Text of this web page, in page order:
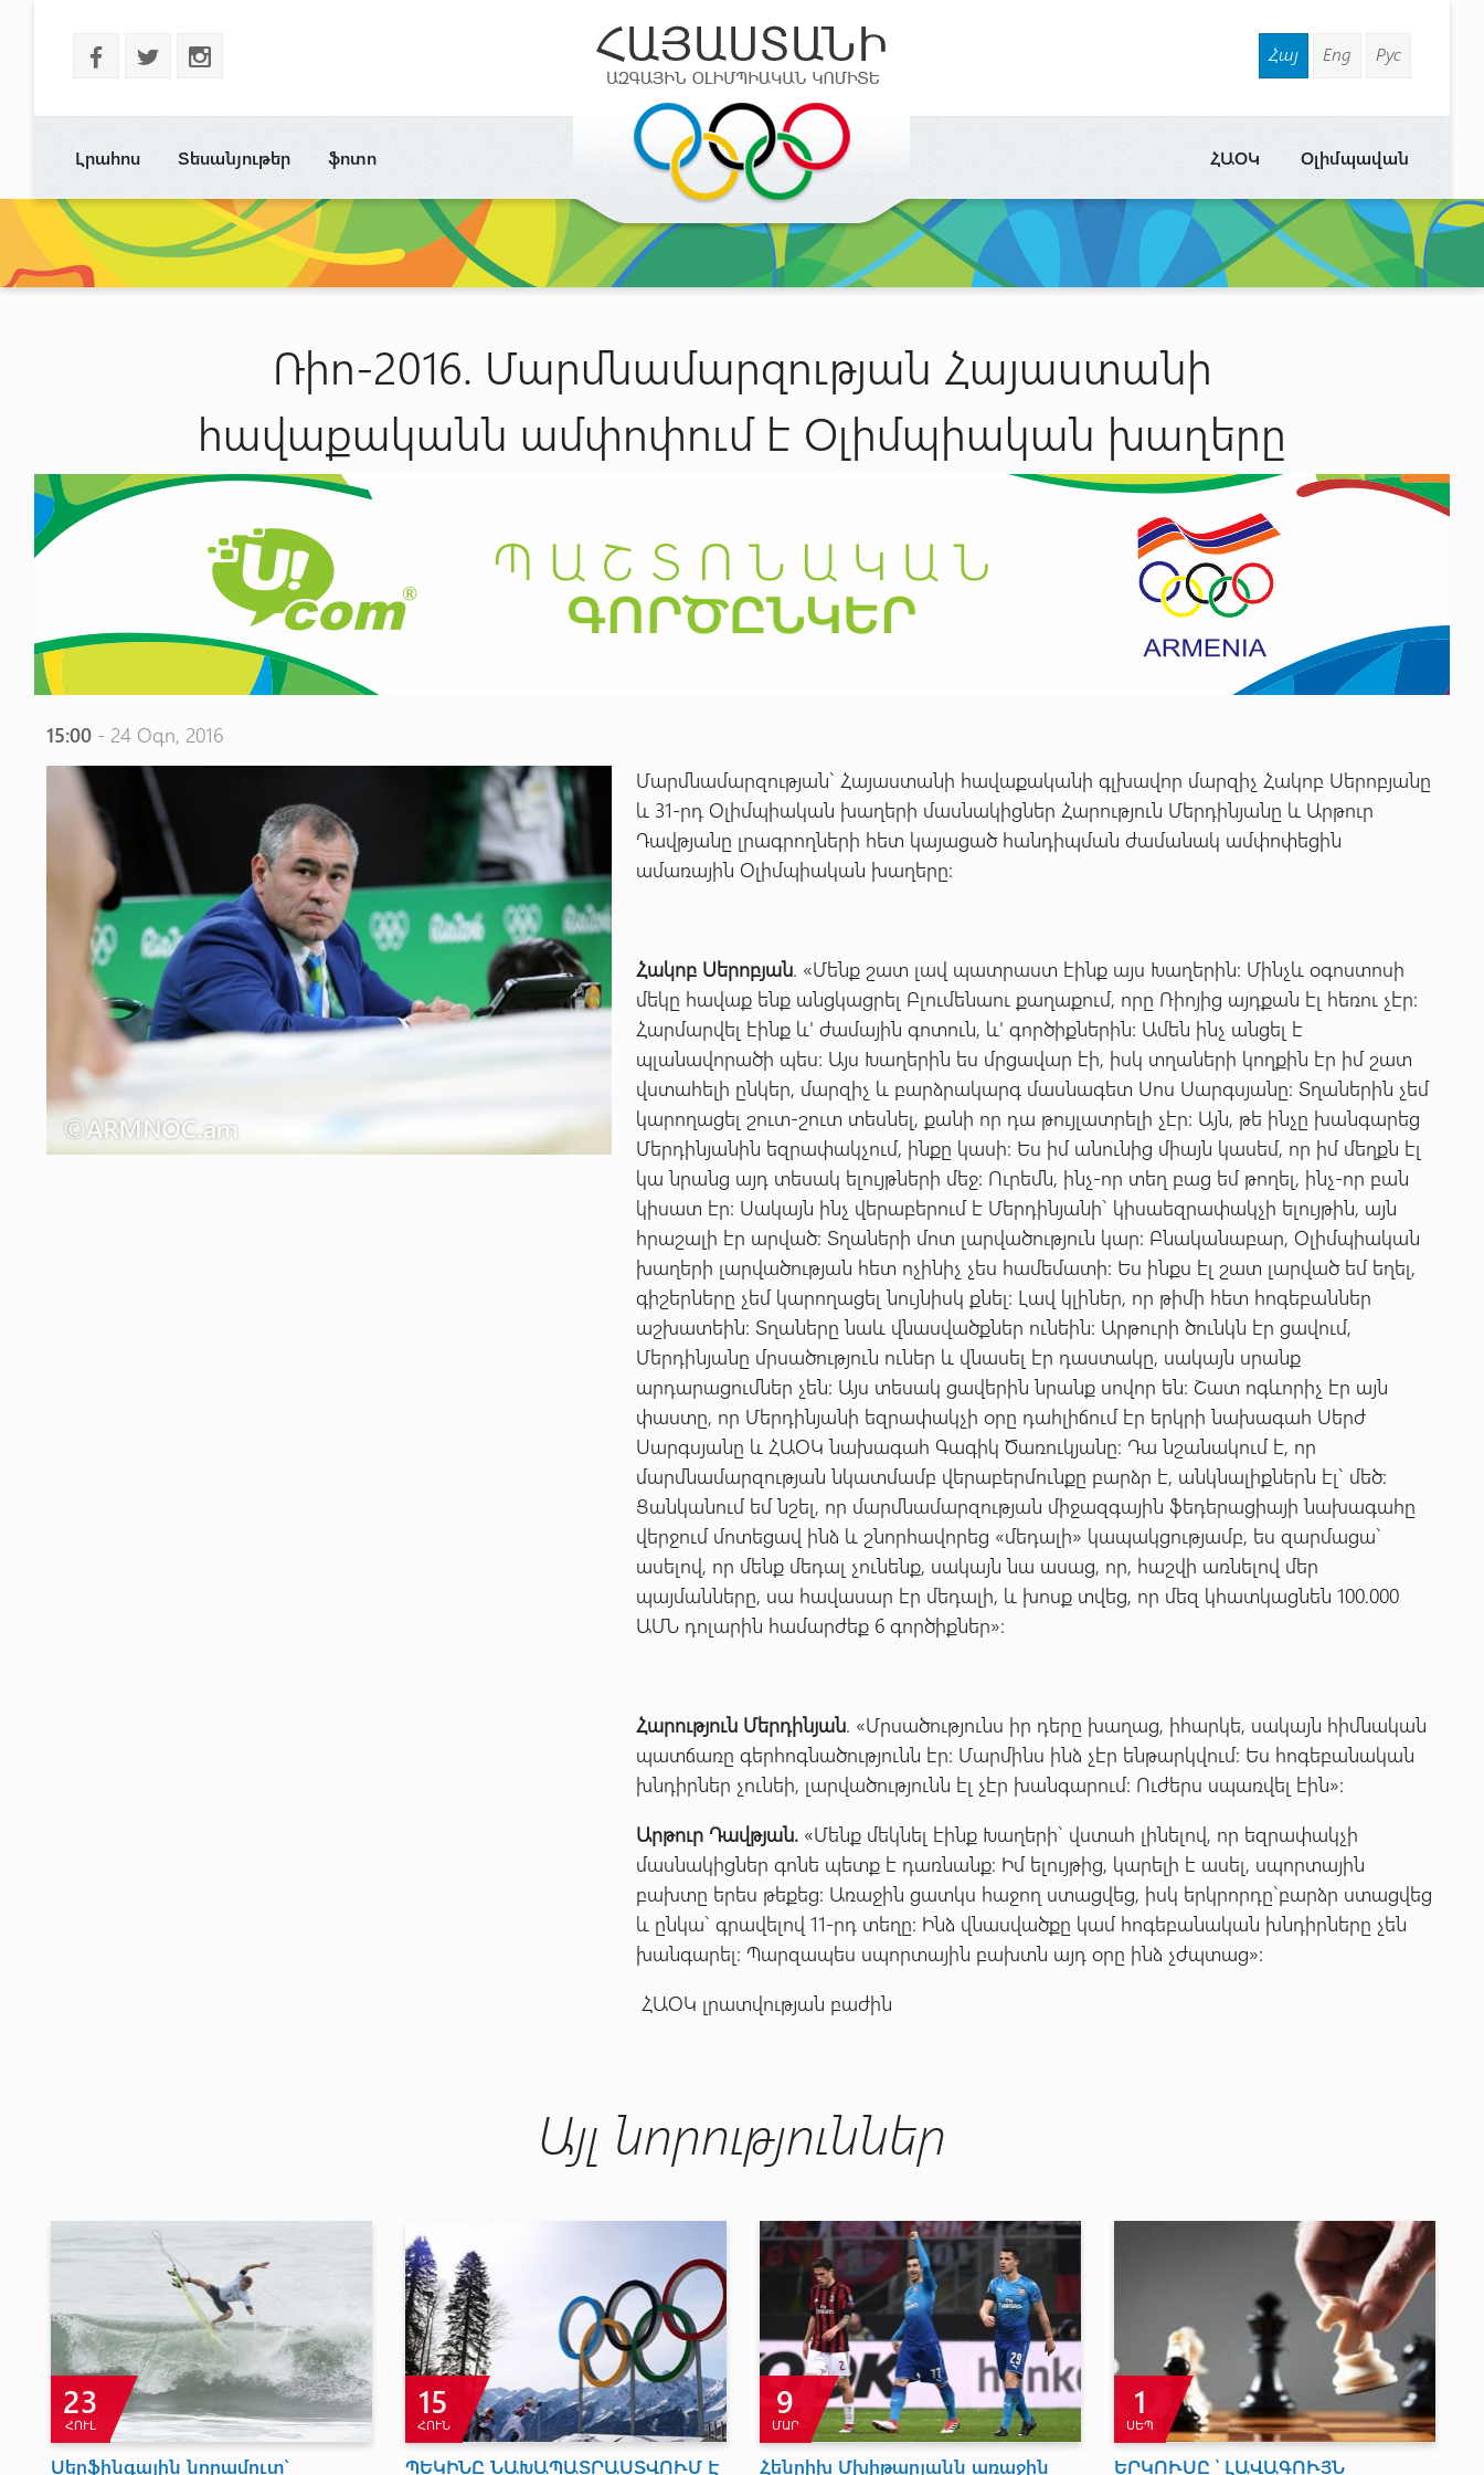
b a x Հայ Eng Рус
Լրահոս Տեսանյութեր ֆոտո Օլիմպավան
ՀԱՕԿ
Ռիո-2016. Մարմնամարզության Հայաստանի
հավաքականն ամփոփում է Օլիմպիական խաղերը
15:00 - 24 Օգո, 2016
Մարմնամարզության` Հայաստանի հավաքականի գլխավոր մարզիչ Հակոբ Սերոբյանը
և 31-րդ Օլիմպիական խաղերի մասնակիցներ Հարություն Մերդինյանը և Արթուր
Դավթյանը լրագրողների հետ կայացած հանդիպման ժամանակ ամփոփեցին
ամառային Օլիմպիական խաղերը:
Հակոբ Սերոբյան. «Մենք շատ լավ պատրաստ էինք այս Խաղերին: Մինչև օգոստոսի
մեկը հավաք ենք անցկացրել Բլումենաու քաղաքում, որը Ռիոյից այդքան էլ հեռու չէր:
Հարմարվել էինք և' ժամային գոտուն, և' գործիքներին: Ամեն ինչ անցել է
պլանավորածի պես: Այս Խաղերին ես մրցավար էի, իսկ տղաների կողքին էր իմ շատ
վստահելի ընկեր, մարզիչ և բարձրակարգ մասնագետ Սոս Սարգսյանը: Տղաներին չեմ
կարողացել շուտ-շուտ տեսնել, քանի որ դա թույլատրելի չէր: Այն, թե ինչը խանգարեց
Մերդինյանին եզրափակչում, ինքը կասի: Ես իմ անունից միայն կասեմ, որ իմ մեղքն էլ
կա նրանց այդ տեսակ ելույթների մեջ: Ուրեմն, ինչ-որ տեղ բաց եմ թողել, ինչ-որ բան
կիսատ էր: Սակայն ինչ վերաբերում է Մերդինյանի` կիսաեզրափակչի ելույթին, այն
հրաշալի էր արված: Տղաների մոտ լարվածություն կար: Բնականաբար, Օլիմպիական
խաղերի լարվածության հետ ոչինիչ չես համեմատի: Ես ինքս էլ շատ լարված եմ եղել,
գիշերները չեմ կարողացել նույնիսկ քնել: Լավ կլիներ, որ թիմի հետ հոգեբաններ
աշխատեին: Տղաները նաև վնասվածքներ ունեին: Արթուրի ծունկն էր ցավում,
Մերդինյանը մրսածություն ուներ և վնասել էր դաստակը, սակայն սրանք
արդարացումներ չեն: Այս տեսակ ցավերին նրանք սովոր են: Շատ ոգևորիչ էր այն
փաստը, որ Մերդինյանի եզրափակչի օրը դահլիճում էր երկրի նախագահ Սերժ
Սարգսյանը և ՀԱՕԿ նախագահ Գագիկ Ծառուկյանը: Դա նշանակում է, որ
մարմնամարզության նկատմամբ վերաբերմունքը բարձր է, անկնալիքներն էլ` մեծ:
Ցանկանում եմ նշել, որ մարմնամարզության միջազգային ֆեդերացիայի նախագահը
վերջում մոտեցավ ինձ և շնորհավորեց «մեդալի» կապակցությամբ, ես զարմացա`
ասելով, որ մենք մեդալ չունենք, սակայն նա ասաց, որ, հաշվի առնելով մեր
պայմանները, սա հավասար էր մեդալի, և խոսք տվեց, որ մեզ կհատկացնեն 100.000
ԱՄՆ դոլարին համարժեք 6 գործիքներ»:
Հարություն Մերդինյան. «Մրսածությունս իր դերը խաղաց, իհարկե, սակայն հիմնական
պատճառը գերհոգնածությունն էր: Մարմինս ինձ չէր ենթարկվում: Ես հոգեբանական
խնդիրներ չունեի, լարվածությունն էլ չէր խանգարում: Ուժերս սպառվել էին»:
Արթուր Դավթյան. «Մենք մեկնել էինք Խաղերի` վստահ լինելով, որ եզրափակչի
մասնակիցներ գոնե պետք է դառնանք: Իմ ելույթից, կարելի է ասել, սպորտային
բախտը երես թեքեց: Առաջին ցատկս հաջող ստացվեց, իսկ երկրորդը`բարձր ստացվեց
և ընկա` գրավելով 11-րդ տեղը: Ինձ վնասվածքը կամ հոգեբանական խնդիրները չեն
խանգարել: Պարզապես սպորտային բախտն այդ օրը ինձ չժպտաց»:
ՀԱՕԿ լրատվության բաժին
Այլ նորություններ
առաջին
1
ՍԵՊ
ԵՐԿՈՒՍԸ ՝ ԼԱՎԱԳՈՒՅՆ
4
ՀՈՒՆ
Ինձ համար մեծ պատիվ է
20
ԱՊՐ
ԵՎՐՈՊԱԿԱՆԻ ՄԵԿՆԱՐԿԸ
19
ՕԳՈ
ՇԻՐԱԿԻ ՀԱՐԹԱՎԱՅՐԻ